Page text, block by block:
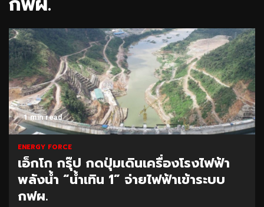
1 min read
ENERGY FORCE
เอ็กโก กรุ๊ป กดปุ่มเดินเครื่องโรงไฟฟ้า
พลังน้ำ “น้ำเทิน 1” จ่ายไฟฟ้าเข้าระบบ
กฟผ.